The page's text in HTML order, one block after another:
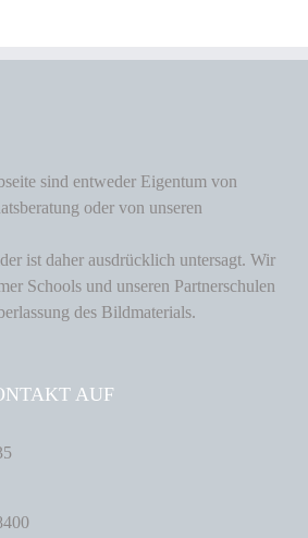
sind entweder Eigentum von
oder von unseren
ist daher ausdrücklich untersagt. Wir
Schools und unseren Partnerschulen
des Bildmaterials.
AUF